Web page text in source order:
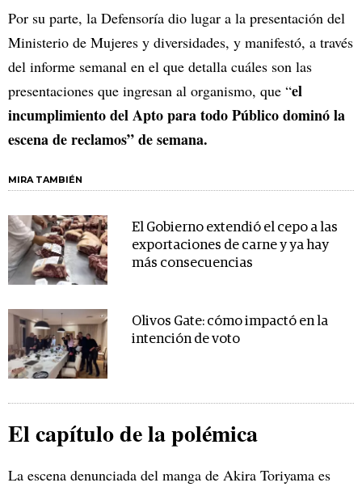
Por su parte, la Defensoría dio lugar a la presentación del
Ministerio de Mujeres y diversidades, y manifestó, a través
del informe semanal en el que detalla cuáles son las
presentaciones que ingresan al organismo, que “el
incumplimiento del Apto para todo Público dominó la
escena de reclamos” de semana.
MIRA TAMBIÉN
El Gobierno extendió el cepo a las
exportaciones de carne y ya hay
más consecuencias
Olivos Gate: cómo impactó en la
intención de voto
El capítulo de la polémica
La escena denunciada del manga de Akira Toriyama es